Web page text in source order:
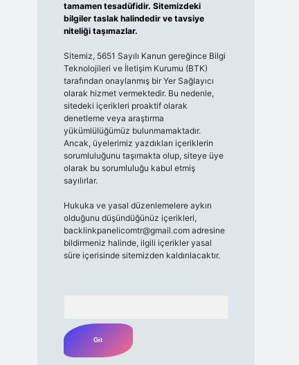
tamamen tesadüfidir. Sitemizdeki
bilgiler taslak halindedir ve tavsiye
niteliği taşımazlar.
Sitemiz, 5651 Sayılı Kanun gereğince Bilgi
Teknolojileri ve İletişim Kurumu (BTK)
tarafından onaylanmış bir Yer Sağlayıcı
olarak hizmet vermektedir. Bu nedenle,
sitedeki içerikleri proaktif olarak
denetleme veya araştırma
yükümlülüğümüz bulunmamaktadır.
Ancak, üyelerimiz yazdıkları içeriklerin
sorumluluğunu taşımakta olup, siteye üye
olarak bu sorumluluğu kabul etmiş
sayılırlar.
Hukuka ve yasal düzenlemelere aykırı
olduğunu düşündüğünüz içerikleri,
backlinkpanelicomtr@gmail.comadresine
bildirmeniz halinde, ilgili içerikler yasal
süre içerisinde sitemizden kaldırılacaktır.